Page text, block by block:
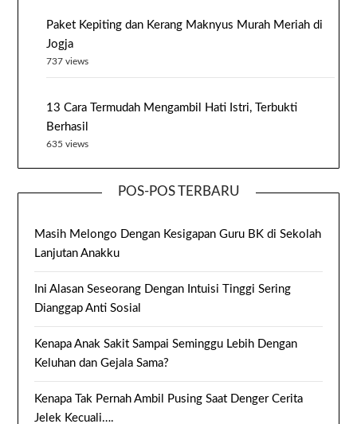
Paket Kepiting dan Kerang Maknyus Murah Meriah di
Jogja
737 views
13 Cara Termudah Mengambil Hati Istri, Terbukti
Berhasil
635 views
POS-POS TERBARU
Masih Melongo Dengan Kesigapan Guru BK di Sekolah
Lanjutan Anakku
Ini Alasan Seseorang Dengan Intuisi Tinggi Sering
Dianggap Anti Sosial
Kenapa Anak Sakit Sampai Seminggu Lebih Dengan
Keluhan dan Gejala Sama?
Kenapa Tak Pernah Ambil Pusing Saat Denger Cerita
Jelek Kecuali….